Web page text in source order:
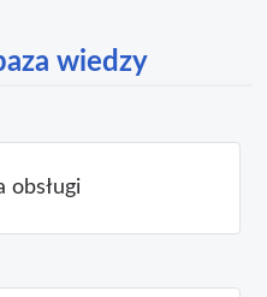
wiedzy
obsługi